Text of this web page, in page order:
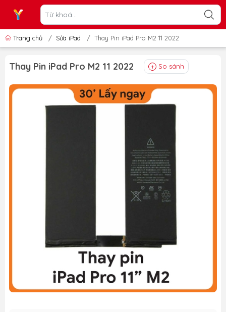
Trang chủ / Sửa iPad / Thay Pin iPad Pro M2 11 2022
Thay Pin iPad Pro M2 11 2022 So sánh